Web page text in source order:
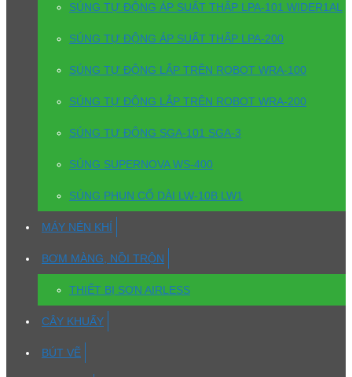
SÚNG TỰ ĐỘNG ÁP SUẤT THẤP LPA-101 WIDER1AL
SÚNG TỰ ĐỘNG ÁP SUẤT THẤP LPA-200
SÚNG TỰ ĐỘNG LẮP TRÊN ROBOT WRA-100
SÚNG TỰ ĐỘNG LẮP TRÊN ROBOT WRA-200
SÚNG TỰ ĐỘNG SGA-101 SGA-3
SÚNG SUPERNOVA WS-400
SÚNG PHUN CỔ DÀI LW-10B LW1
MÁY NÉN KHÍ
BƠM MÀNG, NỒI TRỘN
THIẾT BỊ SƠN AIRLESS
CÂY KHUẤY
BÚT VẼ